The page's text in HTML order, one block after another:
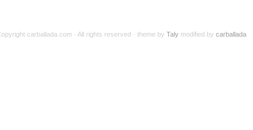
carballada.com · All rights reserved · theme by Talymodified by carballada